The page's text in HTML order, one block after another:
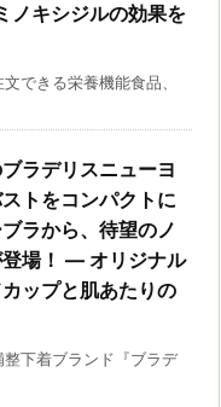
ノキシジルの効果を
できる栄養機能食品、
ラデリスニューヨ
トをコンパクトに
ラから、待望のノ
場！ ― オリジナル
ップと肌あたりの
下着ブランド『ブラデ